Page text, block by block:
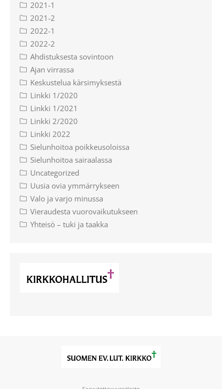
2021-1
2021-2
2022-1
2022-2
Ahdistuksesta sovintoon
Ajan virrassa
Keskustelua kärsimyksestä
Linkki 1/2020
Linkki 1/2021
Linkki 2/2020
Linkki 2022
Sielunhoitoa poikkeusoloissa
Sielunhoitoa sairaalassa
Uncategorized
Uusia ovia ymmärrykseen
Valo ja varjo minussa
Vieraudesta vuorovaikutukseen
Yhteisö – tuki ja taakka